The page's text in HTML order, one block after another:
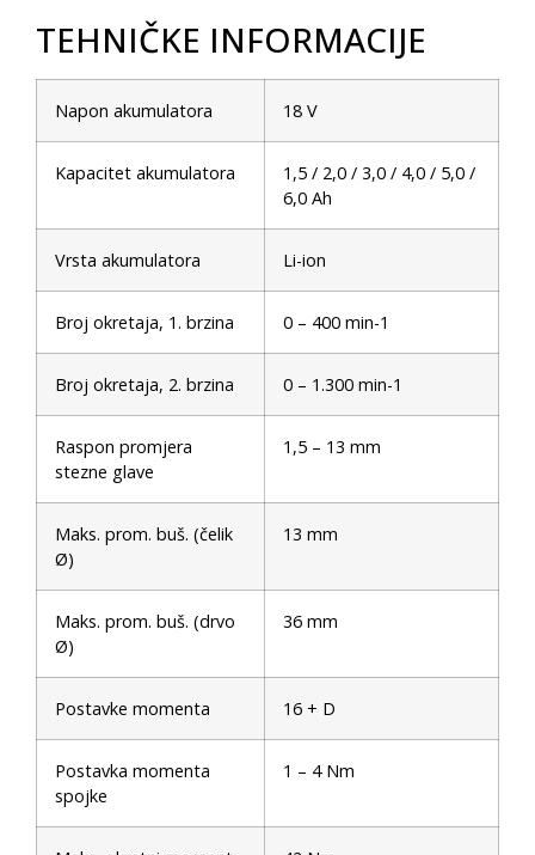
TEHNIČKE INFORMACIJE
Napon akumulatora 18 V
Kapacitet akumulatora
1,5 / 2,0 / 3,0 / 4,0 / 5,0 /
6,0 Ah
Vrsta akumulatora Li-ion
Broj okretaja, 1. brzina 0 – 400 min-1
Broj okretaja, 2. brzina 0 – 1.300 min-1
Raspon promjera
stezne glave
1,5 – 13 mm
Maks. prom. buš. (čelik
Ø)
13 mm
Maks. prom. buš. (drvo
Ø)
36 mm
Postavke momenta 16 + D
Postavka momenta
spojke
1 – 4 Nm